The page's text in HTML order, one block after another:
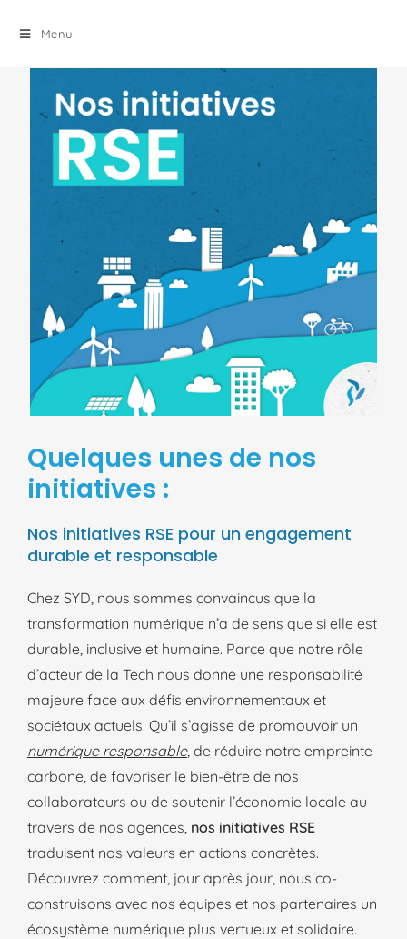
Menu
Quelques unes de nos
initiatives :
Nos initiatives RSE pour un engagement
durable et responsable
Chez SYD, nous sommes convaincus que la
transformation numérique n’a de sens que si elle est
durable, inclusive et humaine. Parce que notre rôle
d’acteur de la Tech nous donne une responsabilité
majeure face aux défis environnementaux et
sociétaux actuels. Qu’il s’agisse de promouvoir un
numérique responsable, de réduire notre empreinte
carbone, de favoriser le bien-être de nos
collaborateurs ou de soutenir l’économie locale au
travers de nos agences, nos initiatives RSE
traduisent nos valeurs en actions concrètes.
Découvrez comment, jour après jour, nous co-
construisons avec nos équipes et nos partenaires un
écosystème numérique plus vertueux et solidaire.